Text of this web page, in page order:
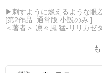
▶︎刺すように燃えるような眼
[第2作品: 通常版.小説のみ.]
＜著者＞ 凛々風 猛-リリカゼ
英語版: https://amzn.asia/d/
＿＿＿＿＿＿＿＿＿＿＿＿＿
第2作品の章: “刺すように燃